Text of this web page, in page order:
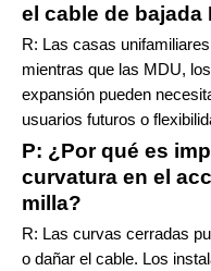
el cable de bajada
R: Las casas
mientras que las MDU,
expansión pueden
usuarios futuros o
P: ¿Por qué es
curvatura en el
milla?
R: Las curvas cerradas
o dañar el cable. Los